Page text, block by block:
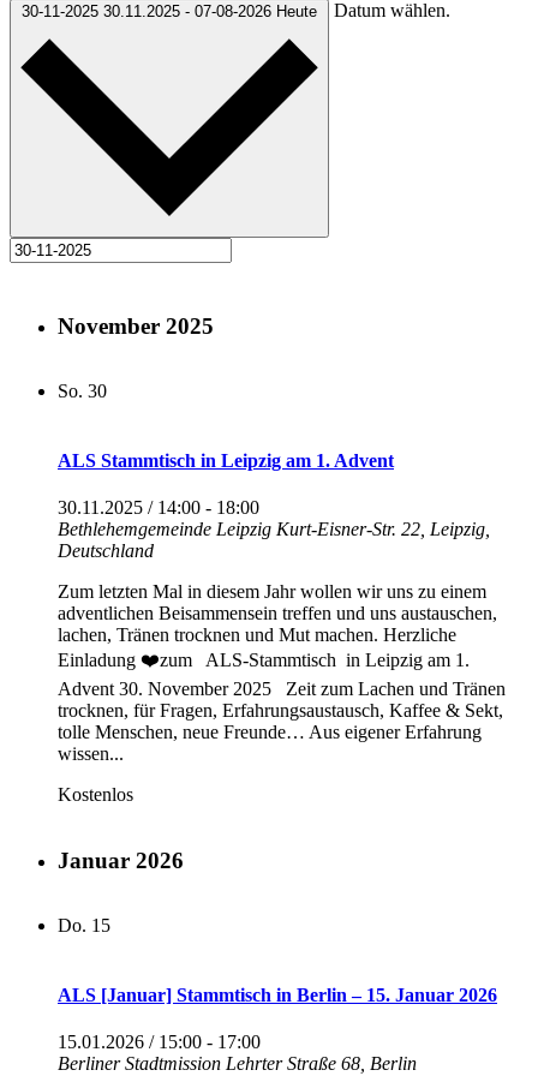
30-11-2025 30.11.2025 - 07-08-2026 Heute Datum wählen.
November 2025
So. 30
ALS Stammtisch in Leipzig am 1. Advent
30.11.2025 / 14:00 - 18:00
Bethlehemgemeinde Leipzig Kurt-Eisner-Str. 22, Leipzig,
Deutschland
Zum letzten Mal in diesem Jahr wollen wir uns zu einem
adventlichen Beisammensein treffen und uns austauschen,
lachen, Tränen trocknen und Mut machen. Herzliche
Einladung ❤️zum ALS-Stammtisch in Leipzig am 1.
Advent 30. November 2025 Zeit zum Lachen und Tränen
trocknen, für Fragen, Erfahrungsaustausch, Kaffee & Sekt,
tolle Menschen, neue Freunde… Aus eigener Erfahrung
wissen...
Kostenlos
Januar 2026
Do. 15
ALS [Januar] Stammtisch in Berlin – 15. Januar 2026
15.01.2026 / 15:00 - 17:00
Berliner Stadtmission Lehrter Straße 68, Berlin